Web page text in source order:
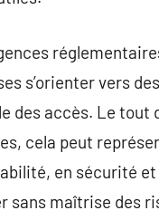
s’orienter vers
des accès. Le tout
cela peut
en sécurité
sans maîtrise des